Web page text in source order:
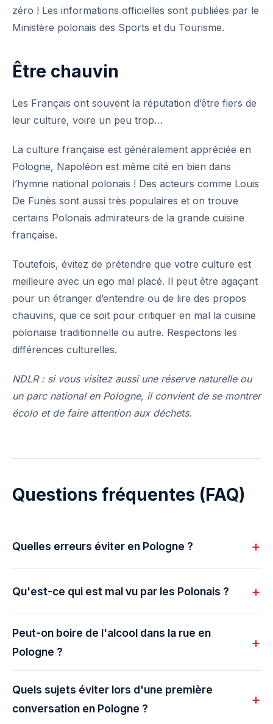
zéro ! Les informations officielles sont publiées par le
Ministère polonais des Sports et du Tourisme.
Être chauvin
Les Français ont souvent la réputation d’être fiers de
leur culture, voire un peu trop…
La culture française est généralement appréciée en
Pologne, Napoléon est même cité en bien dans
l’hymne national polonais ! Des acteurs comme Louis
De Funès sont aussi très populaires et on trouve
certains Polonais admirateurs de la grande cuisine
française.
Toutefois, évitez de prétendre que votre culture est
meilleure avec un ego mal placé. Il peut être agaçant
pour un étranger d’entendre ou de lire des propos
chauvins, que ce soit pour critiquer en mal la cuisine
polonaise traditionnelle ou autre. Respectons les
différences culturelles.
NDLR : si vous visitez aussi une réserve naturelle ou
un parc national en Pologne, il convient de se montrer
écolo et de faire attention aux déchets.
Questions fréquentes (FAQ)
Quelles erreurs éviter en Pologne ?
Qu'est-ce qui est mal vu par les Polonais ?
Peut-on boire de l'alcool dans la rue en
Pologne ?
Quels sujets éviter lors d'une première
conversation en Pologne ?